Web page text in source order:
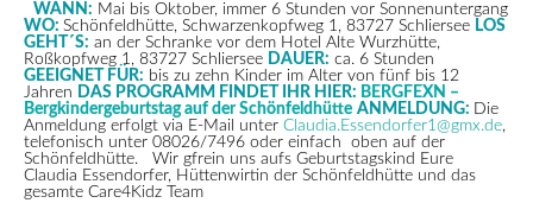
WANN: Mai bis Oktober, immer 6 Stunden vor Sonnenuntergang
WO: Schönfeldhütte, Schwarzenkopfweg 1, 83727 Schliersee LOS
GEHT´S: an der Schranke vor dem Hotel Alte Wurzhütte,
Roßkopfweg 1, 83727 Schliersee DAUER: ca. 6 Stunden
GEEIGNET FÜR: bis zu zehn Kinder im Alter von fünf bis 12
Jahren DAS PROGRAMM FINDET IHR HIER: BERGFEXN –
Bergkindergeburtstag auf der Schönfeldhütte ANMELDUNG: Die
Anmeldung erfolgt via E-Mail unter Claudia.Essendorfer1@gmx.de,
telefonisch unter 08026/7496 oder einfach oben auf der
Schönfeldhütte. Wir gfrein uns aufs Geburtstagskind Eure
Claudia Essendorfer, Hüttenwirtin der Schönfeldhütte und das
gesamte Care4Kidz Team